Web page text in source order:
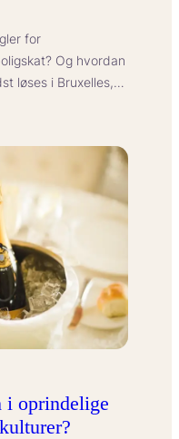
for
Og hvordan
løses i Bruxelles,…
i oprindelige